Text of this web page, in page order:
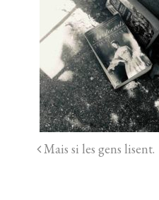
Mais si les gens lisent.